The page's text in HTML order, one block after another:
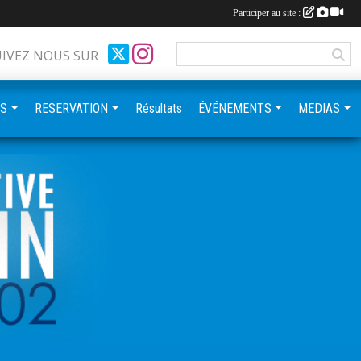
NOUS SUR
RESERVATION Résultats ÉVÉNEMENTS MEDIAS
Participer au site :